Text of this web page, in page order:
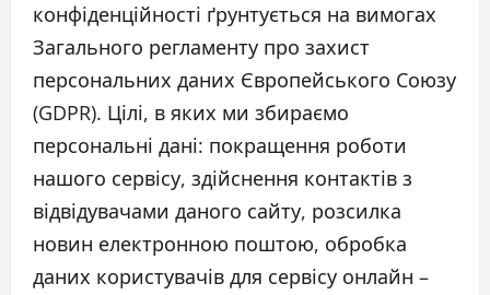
конфіденційності ґрунтується на вимогах
Загального регламенту про захист
персональних даних Європейського Союзу
(GDPR). Цілі, в яких ми збираємо
персональні дані: покращення роботи
нашого сервісу, здійснення контактів з
відвідувачами даного сайту, розсилка
новин електронною поштою, обробка
даних користувачів для сервісу онлайн –